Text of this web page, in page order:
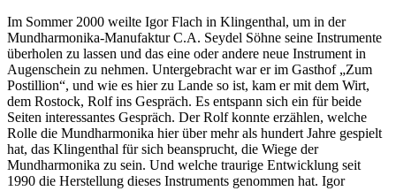
Im Sommer 2000 weilte Igor Flach in Klingenthal, um in der
Mundharmonika-Manufaktur C.A. Seydel Söhne seine Instrumente
überholen zu lassen und das eine oder andere neue Instrument in
Augenschein zu nehmen. Untergebracht war er im Gasthof „Zum
Postillion“, und wie es hier zu Lande so ist, kam er mit dem Wirt,
dem Rostock, Rolf ins Gespräch. Es entspann sich ein für beide
Seiten interessantes Gespräch. Der Rolf konnte erzählen, welche
Rolle die Mundharmonika hier über mehr als hundert Jahre gespielt
hat, das Klingenthal für sich beansprucht, die Wiege der
Mundharmonika zu sein. Und welche traurige Entwicklung seit
1990 die Herstellung dieses Instruments genommen hat. Igor